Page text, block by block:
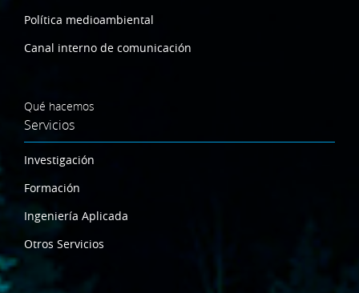
Política medioambiental
Canal interno de comunicación
Qué hacemos
Servicios
Investigación
Formación
Ingeniería Aplicada
Otros Servicios